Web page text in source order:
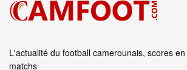
L'actualité du football camerounais, scores
matchs